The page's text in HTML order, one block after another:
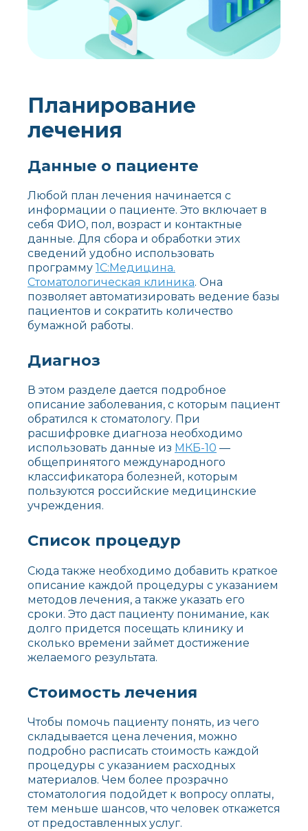
Планирование
лечения
Данные о пациенте
Любой план лечения начинается с
информации о пациенте. Это включает в
себя ФИО, пол, возраст и контактные
данные. Для сбора и обработки этих
сведений удобно использовать
программу 1С:Медицина.
Стоматологическая клиника. Она
позволяет автоматизировать ведение базы
пациентов и сократить количество
бумажной работы.
Диагноз
В этом разделе дается подробное
описание заболевания, с которым пациент
обратился к стоматологу. При
расшифровке диагноза необходимо
использовать данные из МКБ-10 —
общепринятого международного
классификатора болезней, которым
пользуются российские медицинские
учреждения.
Список процедур
Сюда также необходимо добавить краткое
описание каждой процедуры с указанием
методов лечения, а также указать его
сроки. Это даст пациенту понимание, как
долго придется посещать клинику и
сколько времени займет достижение
желаемого результата.
Стоимость лечения
Чтобы помочь пациенту понять, из чего
складывается цена лечения, можно
подробно расписать стоимость каждой
процедуры с указанием расходных
материалов. Чем более прозрачно
стоматология подойдет к вопросу оплаты,
тем меньше шансов, что человек откажется
от предоставленных услуг.